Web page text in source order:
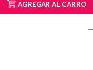
AGREGAR AL CARRO